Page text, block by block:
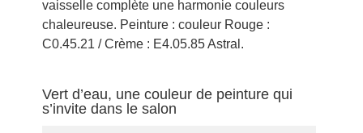
vaisselle complète une harmonie couleurs
chaleureuse. Peinture : couleur Rouge :
C0.45.21 / Crème : E4.05.85 Astral.
Vert d’eau, une couleur de peinture qui
s’invite dans le salon